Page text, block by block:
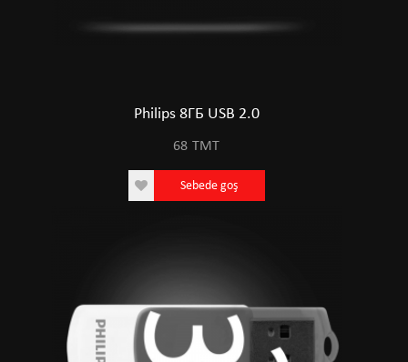
Philips 8ГБ USB 2.0
68 TMT
Sebede goş